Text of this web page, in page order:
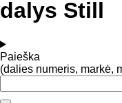
dalys Still
Paieška
(dalies numeris, markė,